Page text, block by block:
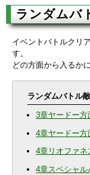
ランダムバ
イベントバトルクリ
す。
どの方面から入るか
ランダムバトル
3章ヤードー方
4章ヤードー方
4章リオファネ
4章スペシャル